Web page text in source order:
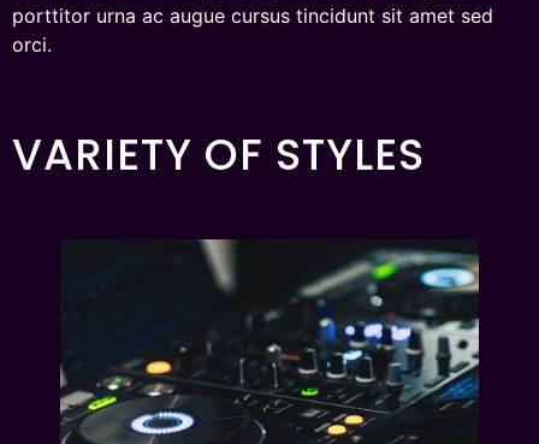
porttitor urna ac augue cursus tincidunt sit amet sed
orci.
VARIETY OF STYLES